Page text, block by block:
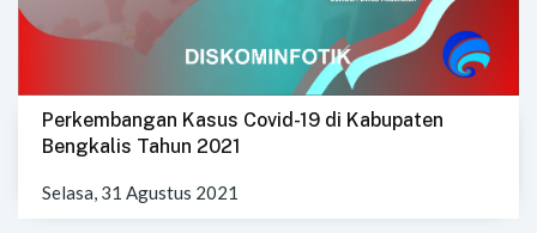
Perkembangan Kasus Covid-19 di Kabupaten
Bengkalis Tahun 2021
Selasa, 31 Agustus 2021